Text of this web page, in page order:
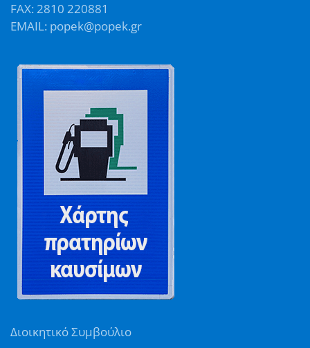
FAX: 2810 220881
EMAIL: popek@popek.gr
Διοικητικό Συμβούλιο